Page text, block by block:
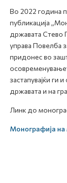
Во 2022 година
публикација
државата Стево
управа Повелба
придонес во
застапувајќи ги
државата и на
Линк до
Монографија на